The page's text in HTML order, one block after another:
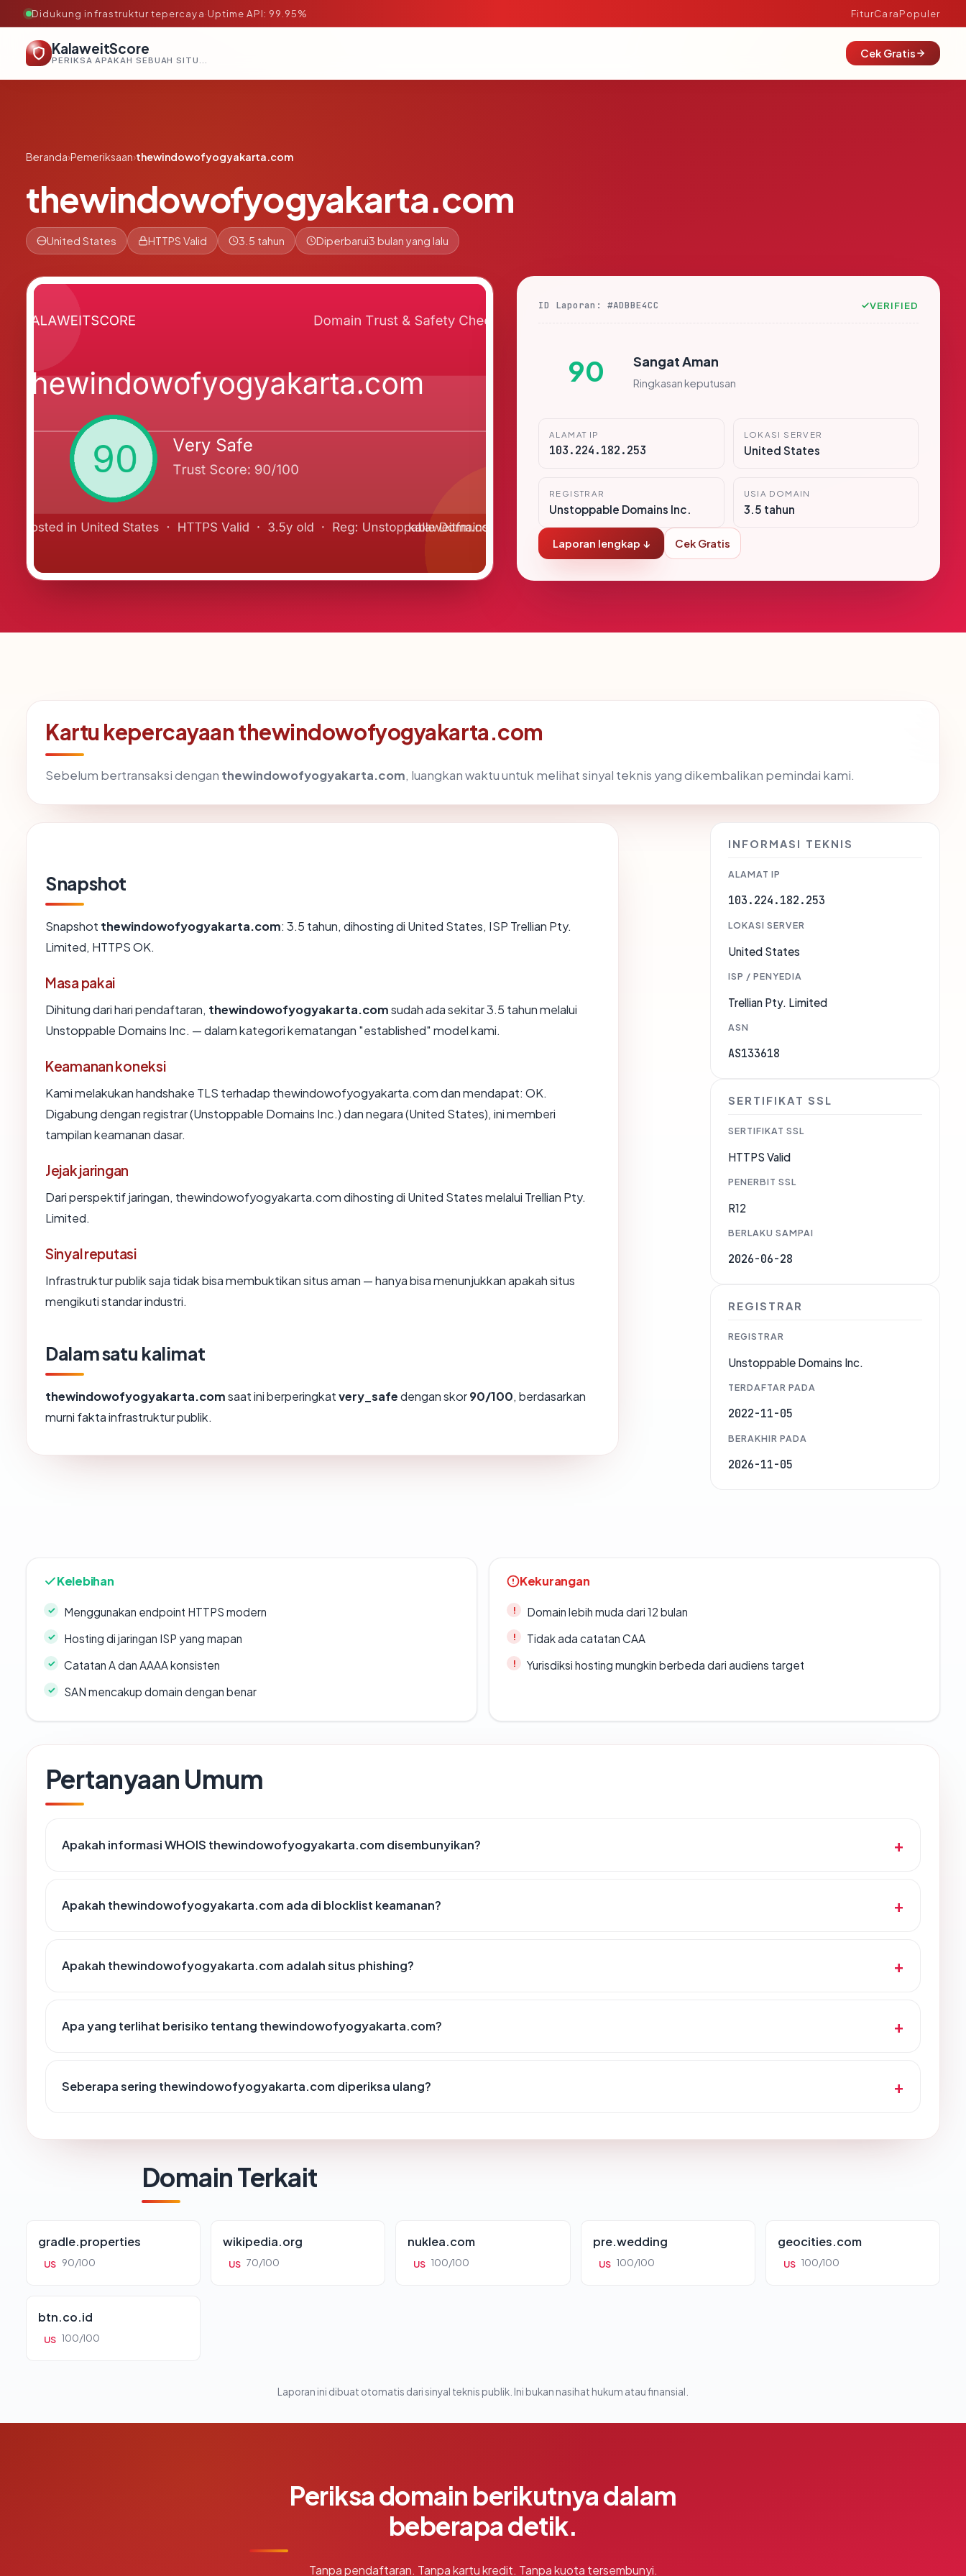
Didukung infrastruktur tepercaya·Uptime API: 99.95% FiturCaraPopuler
KalaweitScore
PERIKSA APAKAH SEBUAH SITUS AMAN, TEPERCAYA, DAN TERVERIFIKASI DALAM HITUNGAN DETIK.
Cek Gratis
Beranda›Pemeriksaan›thewindowofyogyakarta.com
thewindowofyogyakarta.com
United States HTTPS Valid 3.5 tahun Diperbarui3 bulan yang lalu
ID Laporan: #ADBBE4CC VERIFIED
90 Sangat Aman
Ringkasan keputusan
ALAMAT IP
103.224.182.253
LOKASI SERVER
United States
REGISTRAR
Unstoppable Domains Inc.
USIA DOMAIN
3.5 tahun
Laporan lengkap ↓ Cek Gratis
Kartu kepercayaan thewindowofyogyakarta.com
Sebelum bertransaksi dengan thewindowofyogyakarta.com, luangkan waktu untuk melihat sinyal teknis yang dikembalikan pemindai kami.
Snapshot
Snapshot thewindowofyogyakarta.com: 3.5 tahun, dihosting di United States, ISP Trellian Pty.
Limited, HTTPS OK.
Masa pakai
Dihitung dari hari pendaftaran, thewindowofyogyakarta.comsudah ada sekitar 3.5 tahun melalui
Unstoppable Domains Inc. — dalam kategori kematangan "established" model kami.
Keamanan koneksi
Kami melakukan handshake TLS terhadap thewindowofyogyakarta.com dan mendapat: OK.
Digabung dengan registrar (Unstoppable Domains Inc.) dan negara (United States), ini memberi
tampilan keamanan dasar.
Jejak jaringan
Dari perspektif jaringan, thewindowofyogyakarta.com dihosting di United States melalui Trellian Pty.
Limited.
Sinyal reputasi
Infrastruktur publik saja tidak bisa membuktikan situs aman — hanya bisa menunjukkan apakah situs
mengikuti standar industri.
Dalam satu kalimat
thewindowofyogyakarta.comsaat ini berperingkatvery_safedengan skor90/100, berdasarkan
murni fakta infrastruktur publik.
INFORMASI TEKNIS
ALAMAT IP
103.224.182.253
LOKASI SERVER
United States
ISP / PENYEDIA
Trellian Pty. Limited
ASN
AS133618
SERTIFIKAT SSL
SERTIFIKAT SSL
HTTPS Valid
PENERBIT SSL
R12
BERLAKU SAMPAI
2026-06-28
REGISTRAR
REGISTRAR
Unstoppable Domains Inc.
TERDAFTAR PADA
2022-11-05
BERAKHIR PADA
2026-11-05
Kelebihan
Menggunakan endpoint HTTPS modern
Hosting di jaringan ISP yang mapan
Catatan A dan AAAA konsisten
SAN mencakup domain dengan benar
Kekurangan
Domain lebih muda dari 12 bulan
Tidak ada catatan CAA
Yurisdiksi hosting mungkin berbeda dari audiens target
Pertanyaan Umum
Apakah informasi WHOIS thewindowofyogyakarta.com disembunyikan?
Apakah thewindowofyogyakarta.com ada di blocklist keamanan?
Apakah thewindowofyogyakarta.com adalah situs phishing?
Apa yang terlihat berisiko tentang thewindowofyogyakarta.com?
Seberapa sering thewindowofyogyakarta.com diperiksa ulang?
Domain Terkait
gradle.properties
US 90/100
wikipedia.org
US 70/100
nuklea.com
US 100/100
pre.wedding
US 100/100
geocities.com
US 100/100
btn.co.id
US 100/100
Laporan ini dibuat otomatis dari sinyal teknis publik. Ini bukan nasihat hukum atau finansial.
Periksa domain berikutnya dalam
beberapa detik.
Tanpa pendaftaran. Tanpa kartu kredit. Tanpa kuota tersembunyi.